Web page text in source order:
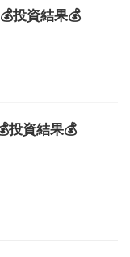
投資結果💰
投資結果💰